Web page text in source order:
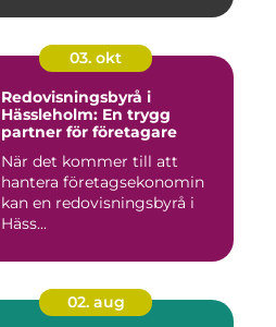
03. okt
Redovisningsbyrå i
Hässleholm: En trygg
partner för företagare
När det kommer till att
hantera företagsekonomin
kan en redovisningsbyrå i
Häss...
02. aug